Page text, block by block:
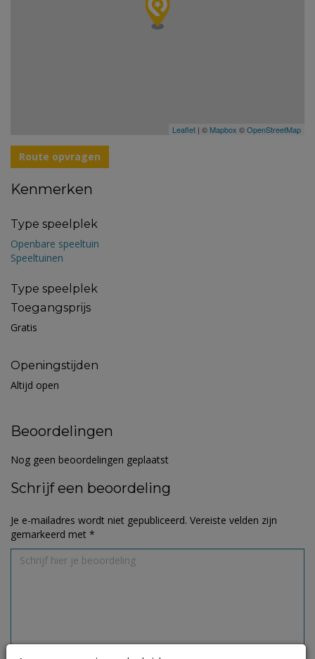
Leaflet | © Mapbox ©OpenStreetMap
Route opvragen
Kenmerken
Type speelplek
Openbare speeltuin
Speeltuinen
Type speelplek
Toegangsprijs
Gratis
Openingstijden
Altijd open
Beoordelingen
Nog geen beoordelingen geplaatst
Schrijf een beoordeling
Je e-mailadres wordt niet gepubliceerd. Vereiste velden zijn
gemarkeerd met *